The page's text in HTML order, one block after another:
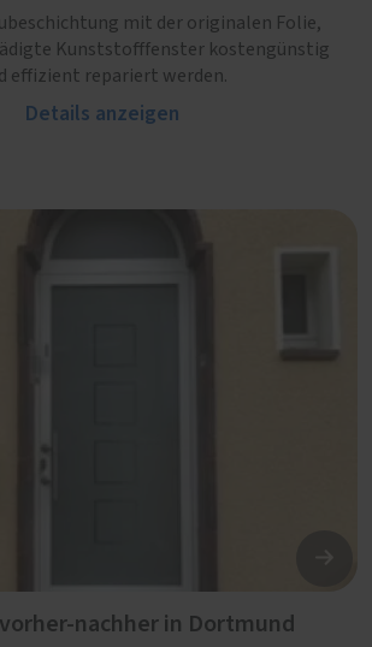
mit der originalen Folie,
Kunststofffenster kostengünstig
effizient repariert werden.
Details anzeigen
nachher in Dortmund